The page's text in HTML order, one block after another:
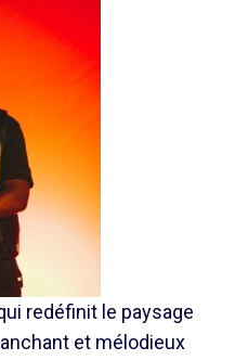
redéfinit le paysage
et mélodieux